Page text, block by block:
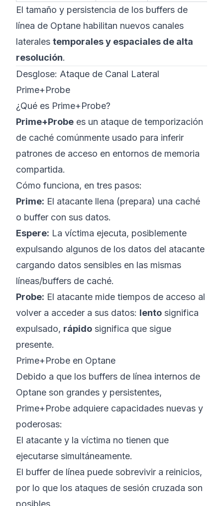
El tamaño y persistencia de los buffers de
línea de Optane habilitan nuevos canales
laterales temporales y espaciales de alta
resolución.
Desglose: Ataque de Canal Lateral
Prime+Probe
¿Qué es Prime+Probe?
Prime+Probe es un ataque de temporización
de caché comúnmente usado para inferir
patrones de acceso en entornos de memoria
compartida.
Cómo funciona, en tres pasos:
Prime: El atacante llena (prepara) una caché
o buffer con sus datos.
Espere: La víctima ejecuta, posiblemente
expulsando algunos de los datos del atacante
cargando datos sensibles en las mismas
líneas/buffers de caché.
Probe: El atacante mide tiempos de acceso al
volver a acceder a sus datos: lento significa
expulsado, rápido significa que sigue
presente.
Prime+Probe en Optane
Debido a que los buffers de línea internos de
Optane son grandes y persistentes,
Prime+Probe adquiere capacidades nuevas y
poderosas:
El atacante y la víctima no tienen que
ejecutarse simultáneamente.
El buffer de línea puede sobrevivir a reinicios,
por lo que los ataques de sesión cruzada son
posibles.